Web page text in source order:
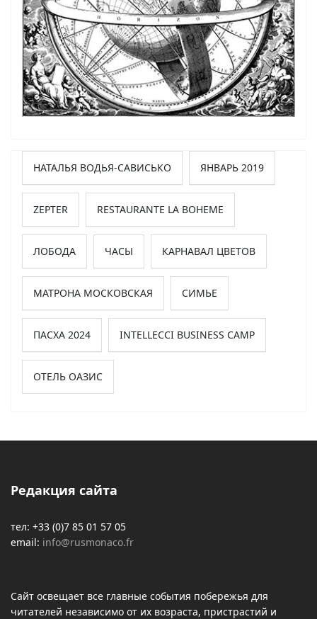
НАТАЛЬЯ ВОДЬЯ-САВИСЬКО ЯНВАРЬ 2019
ZEPTER RESTAURANTE LA BOHEME
ЛОБОДА ЧАСЫ КАРНАВАЛ ЦВЕТОВ
МАТРОНА МОСКОВСКАЯ СИМЬЕ
ПАСХА 2024 INTELLECCI BUSINESS CAMP
ОТЕЛЬ ОАЗИС
Редакция сайта
тел: +33 (0)7 85 01 57 05
email: info@rusmonaco.fr
Сайт освещает все главные события побережья для
читателей независимо от их возраста, пристрастий и